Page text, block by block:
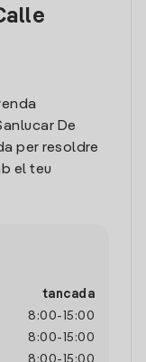
De
per resoldre
el teu
tancada
8:00- 15:00
8:00- 15:00
8:00- 15:00